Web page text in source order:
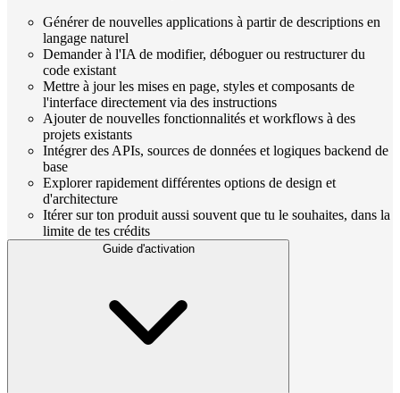
Générer de nouvelles applications à partir de descriptions en
langage naturel
Demander à l'IA de modifier, déboguer ou restructurer du
code existant
Mettre à jour les mises en page, styles et composants de
l'interface directement via des instructions
Ajouter de nouvelles fonctionnalités et workflows à des
projets existants
Intégrer des APIs, sources de données et logiques backend de
base
Explorer rapidement différentes options de design et
d'architecture
Itérer sur ton produit aussi souvent que tu le souhaites, dans la
limite de tes crédits
Guide d'activation